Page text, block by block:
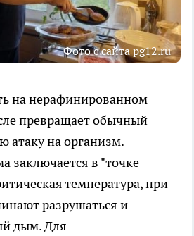
Фото с сайта pg12.ru
на нерафинированном
превращает обычный
атаку на организм.
заключается в "точке
температура, при
разрушаться и
дым. Для